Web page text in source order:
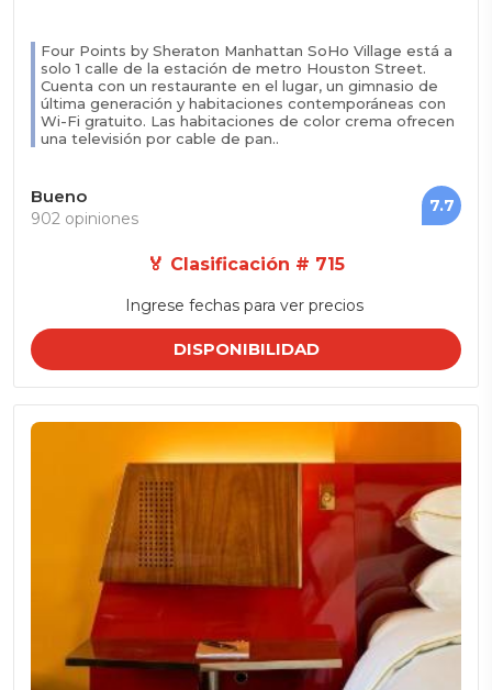
Four Points by Sheraton Manhattan SoHo Village está a
solo 1 calle de la estación de metro Houston Street.
Cuenta con un restaurante en el lugar, un gimnasio de
última generación y habitaciones contemporáneas con
Wi-Fi gratuito. Las habitaciones de color crema ofrecen
una televisión por cable de pan..
Bueno
902 opiniones
7.7
🏅 Clasificación # 715
Ingrese fechas para ver precios
DISPONIBILIDAD